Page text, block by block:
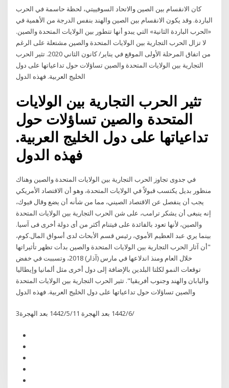
كان الانقسام بين الصين والاتحاد السوفييتي، لحظة حاسمة في الحرب
الباردة. وقد يكون الانقسام بين الصين والهند بنفس الدرجة من الأهمية في
«الحرب الباردة الثانية» التي يبدو أنها تتطور بين الولايات المتحدة والصين.
لا تزال الحرب التجارية بين الولايات المتحدة والصين مشتعلة على الرغم
من اتفاق المرحلة الأولى الموقع في يناير/ كانون الثاني 2020. تثير الحرب
التجارية بين الولايات المتحدة والصين تساؤلات حول تداعياتها على دول
الخليج العربية. فهذه الدول
تثير الحرب التجارية بين الولايات
المتحدة والصين تساؤلات حول
تداعياتها على دول الخليج العربية.
فهذه الدول
في جدوى تجاوز الحرب التجارية بين الولايات المتحدة والصين وهناك
منظور بديل يكتسب قبولاً في الولايات المتحدة، وهو أن الاقتصاد الأمريكي
يجب أن ينفصل عن الاقتصاد الصيني، مما من شأنه أن يضع وقال فيوك،
إنه ينبغى أن يشكر ترامب، على شن الحرب التجارية بين الولايات المتحدة
والصين، لأنها تعود بالفائدة على فيتنام أكثر من أى دولة أخرى فى آسيا.
بينما يري عبد العظيم الأموي، رئيس قسم الأبحاث لدى أسواق المال.كوم،
"أن آثار الحرب التجارية بين الولايات المتحدة والصين بدأت تظهر تأثيراتها
خلال العام ومنذ اندلاعها في مارس (آذار) 2018، وتسببت في خفض
توقعات النمو لكلتا البلدين بالإضافة إلى دول أخرى مثل ألمانيا وإيطاليا
واليابان والهند وجنوب أفريقيا". تثير الحرب التجارية بين الولايات المتحدة
والصين تساؤلات حول تداعياتها على دول الخليج العربية. فهذه الدول
3‏‏/6‏‏/1442 بعد الهجرة 11‏‏/5‏‏/1442 بعد الهجرة